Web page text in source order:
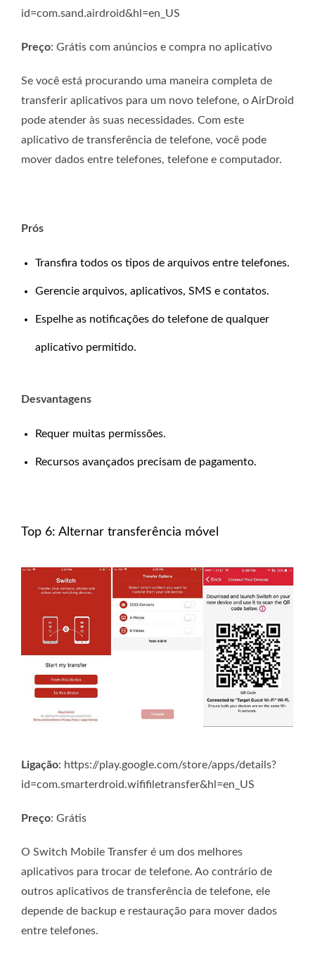
id=com.sand.airdroid&hl=en_US
Preço: Grátis com anúncios e compra no aplicativo
Se você está procurando uma maneira completa de
transferir aplicativos para um novo telefone, o AirDroid
pode atender às suas necessidades. Com este
aplicativo de transferência de telefone, você pode
mover dados entre telefones, telefone e computador.
Prós
Transfira todos os tipos de arquivos entre telefones.
Gerencie arquivos, aplicativos, SMS e contatos.
Espelhe as notificações do telefone de qualquer
aplicativo permitido.
Desvantagens
Requer muitas permissões.
Recursos avançados precisam de pagamento.
Top 6: Alternar transferência móvel
Ligação: https://play.google.com/store/apps/details?
id=com.smarterdroid.wififiletransfer&hl=en_US
Preço: Grátis
O Switch Mobile Transfer é um dos melhores
aplicativos para trocar de telefone. Ao contrário de
outros aplicativos de transferência de telefone, ele
depende de backup e restauração para mover dados
entre telefones.